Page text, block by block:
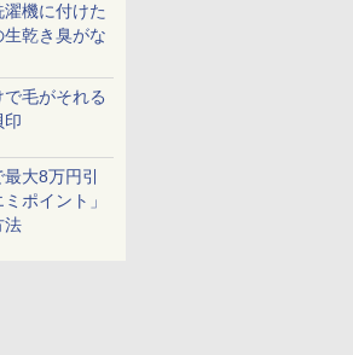
機に付けた
生乾き臭がな
毛がそれる
印
大8万円引
ポイント」
法